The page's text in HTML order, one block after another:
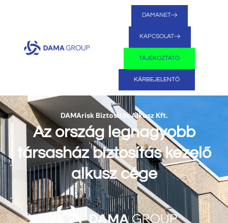
KÁRBEJELENTŐ
TÁJÉKOZTATÓ
KAPCSOLAT
DAMANET
DAMArisk Biztosítás Alkusz Kft.
Az ország legnagyobb
társasház biztosítás kezelő
alkusz cége